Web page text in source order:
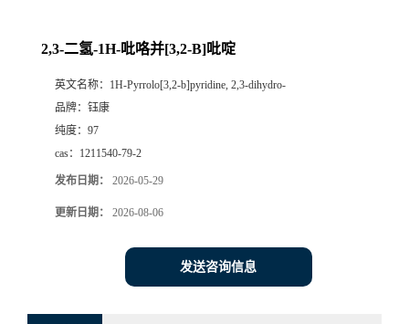
2,3-二氢-1H-吡咯并[3,2-B]吡啶
英文名称： 1H-Pyrrolo[3,2-b]pyridine, 2,3-dihydro-
品牌： 钰康
纯度： 97
cas： 1211540-79-2
发布日期： 2026-05-29
更新日期： 2026-08-06
发送咨询信息